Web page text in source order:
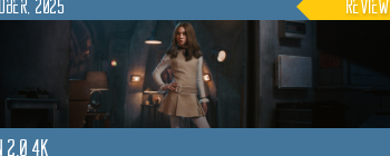
2025 Review
2.0 4K